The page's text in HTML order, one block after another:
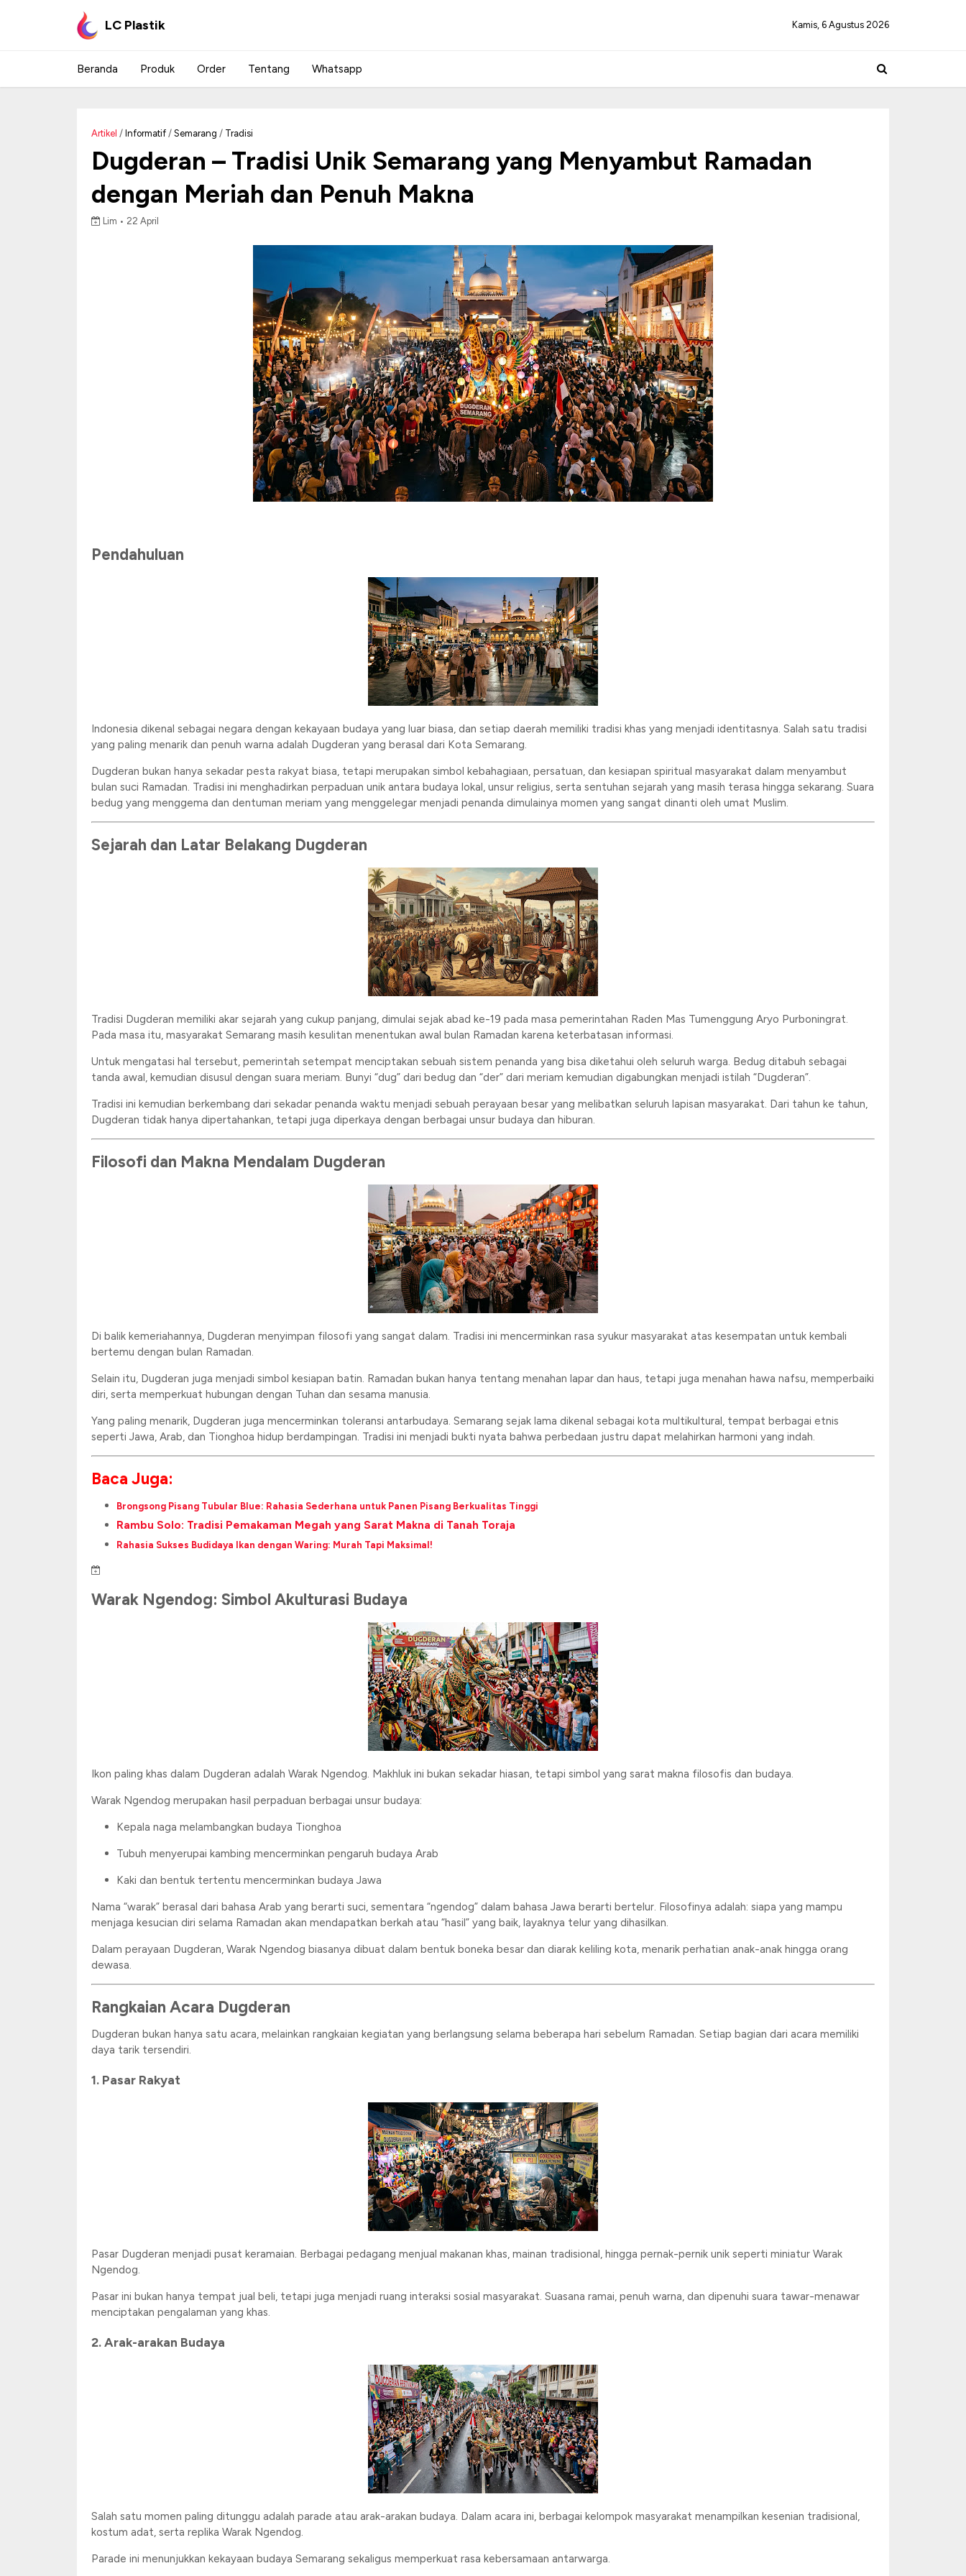
LC Plastik Kamis, 6 Agustus 2026
Beranda Produk Order Tentang Whatsapp
Artikel / Informatif / Semarang / Tradisi
Dugderan – Tradisi Unik Semarang yang Menyambut Ramadan
dengan Meriah dan Penuh Makna
Lim • 22 April
Pendahuluan
Indonesia dikenal sebagai negara dengan kekayaan budaya yang luar biasa, dan setiap daerah memiliki tradisi khas yang menjadi identitasnya. Salah satu tradisi
yang paling menarik dan penuh warna adalah Dugderan yang berasal dari Kota Semarang.
Dugderan bukan hanya sekadar pesta rakyat biasa, tetapi merupakan simbol kebahagiaan, persatuan, dan kesiapan spiritual masyarakat dalam menyambut
bulan suci Ramadan. Tradisi ini menghadirkan perpaduan unik antara budaya lokal, unsur religius, serta sentuhan sejarah yang masih terasa hingga sekarang. Suara
bedug yang menggema dan dentuman meriam yang menggelegar menjadi penanda dimulainya momen yang sangat dinanti oleh umat Muslim.
Sejarah dan Latar Belakang Dugderan
Tradisi Dugderan memiliki akar sejarah yang cukup panjang, dimulai sejak abad ke-19 pada masa pemerintahan Raden Mas Tumenggung Aryo Purboningrat.
Pada masa itu, masyarakat Semarang masih kesulitan menentukan awal bulan Ramadan karena keterbatasan informasi.
Untuk mengatasi hal tersebut, pemerintah setempat menciptakan sebuah sistem penanda yang bisa diketahui oleh seluruh warga. Bedug ditabuh sebagai
tanda awal, kemudian disusul dengan suara meriam. Bunyi “dug” dari bedug dan “der” dari meriam kemudian digabungkan menjadi istilah “Dugderan”.
Tradisi ini kemudian berkembang dari sekadar penanda waktu menjadi sebuah perayaan besar yang melibatkan seluruh lapisan masyarakat. Dari tahun ke tahun,
Dugderan tidak hanya dipertahankan, tetapi juga diperkaya dengan berbagai unsur budaya dan hiburan.
Filosofi dan Makna Mendalam Dugderan
Di balik kemeriahannya, Dugderan menyimpan filosofi yang sangat dalam. Tradisi ini mencerminkan rasa syukur masyarakat atas kesempatan untuk kembali
bertemu dengan bulan Ramadan.
Selain itu, Dugderan juga menjadi simbol kesiapan batin. Ramadan bukan hanya tentang menahan lapar dan haus, tetapi juga menahan hawa nafsu, memperbaiki
diri, serta memperkuat hubungan dengan Tuhan dan sesama manusia.
Yang paling menarik, Dugderan juga mencerminkan toleransi antarbudaya. Semarang sejak lama dikenal sebagai kota multikultural, tempat berbagai etnis
seperti Jawa, Arab, dan Tionghoa hidup berdampingan. Tradisi ini menjadi bukti nyata bahwa perbedaan justru dapat melahirkan harmoni yang indah.
Baca Juga:
Brongsong Pisang Tubular Blue: Rahasia Sederhana untuk Panen Pisang Berkualitas Tinggi
Rambu Solo: Tradisi Pemakaman Megah yang Sarat Makna di Tanah Toraja
Rahasia Sukses Budidaya Ikan dengan Waring: Murah Tapi Maksimal!
Warak Ngendog: Simbol Akulturasi Budaya
Ikon paling khas dalam Dugderan adalah Warak Ngendog. Makhluk ini bukan sekadar hiasan, tetapi simbol yang sarat makna filosofis dan budaya.
Warak Ngendog merupakan hasil perpaduan berbagai unsur budaya:
Kepala naga melambangkan budaya Tionghoa
Tubuh menyerupai kambing mencerminkan pengaruh budaya Arab
Kaki dan bentuk tertentu mencerminkan budaya Jawa
Nama “warak” berasal dari bahasa Arab yang berarti suci, sementara “ngendog” dalam bahasa Jawa berarti bertelur. Filosofinya adalah: siapa yang mampu
menjaga kesucian diri selama Ramadan akan mendapatkan berkah atau “hasil” yang baik, layaknya telur yang dihasilkan.
Dalam perayaan Dugderan, Warak Ngendog biasanya dibuat dalam bentuk boneka besar dan diarak keliling kota, menarik perhatian anak-anak hingga orang
dewasa.
Rangkaian Acara Dugderan
Dugderan bukan hanya satu acara, melainkan rangkaian kegiatan yang berlangsung selama beberapa hari sebelum Ramadan. Setiap bagian dari acara memiliki
daya tarik tersendiri.
1. Pasar Rakyat
Pasar Dugderan menjadi pusat keramaian. Berbagai pedagang menjual makanan khas, mainan tradisional, hingga pernak-pernik unik seperti miniatur Warak
Ngendog.
Pasar ini bukan hanya tempat jual beli, tetapi juga menjadi ruang interaksi sosial masyarakat. Suasana ramai, penuh warna, dan dipenuhi suara tawar-menawar
menciptakan pengalaman yang khas.
2. Arak-arakan Budaya
Salah satu momen paling ditunggu adalah parade atau arak-arakan budaya. Dalam acara ini, berbagai kelompok masyarakat menampilkan kesenian tradisional,
kostum adat, serta replika Warak Ngendog.
Parade ini menunjukkan kekayaan budaya Semarang sekaligus memperkuat rasa kebersamaan antarwarga.